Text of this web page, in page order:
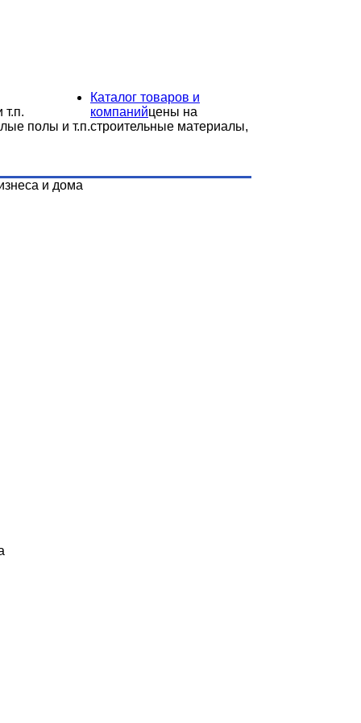
т.п.
полы и т.п.
Каталог товаров и
компанийцены на
строительные материалы,
и дома